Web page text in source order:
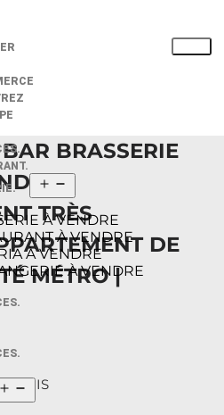
À VENDRE
À VENDRE
À VENDRE
À VENDRE
BRASSERIE
|
TRÈS
DE
MÉTRO |
PARIS